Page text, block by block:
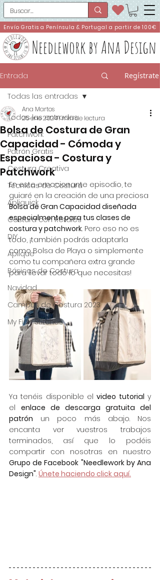
Needlework by Ana Design
Envío Gratis a Península & Portugal a partir de 100€
Entrada Regístrate
Todas las entradas
Patchwork
Patrón Gratis
Costura Creativa
Técnicas de Costura
Apliquick
Costura con Retales
DIY
Aplique
Básicos de Costura
Navidad
Campus de Costura 2023
My First Stitches
Todas las entradas
Bolsa de Costura de Gran
Capacidad - Cómoda y
Espaciosa - Costura y
Patchwork
Ana Martos
25 ene 20241 min de lectura
En este emocionante episodio, te
guiaré en la creación de una preciosa
Bolsa de Gran Capacidad diseñada
especialmente para tus clases de
costura y patchwork. Pero eso no es
todo, ¡también podrás adaptarla
como Bolsa de Playa o simplemente
como tu compañera extra grande
para llevar todo lo que necesitas!
Ya tenéis disponible el video tutorial y
el enlace de descarga gratuita del
patrón un poco más abajo. Nos
encanta ver vuestros trabajos
terminados, así que lo podéis
Grupo de Facebook "Needlework by Ana
Design". Únete haciendo click aquí.